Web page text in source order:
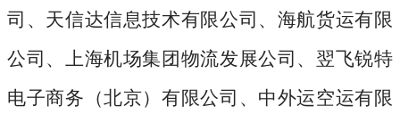
司、天信达信息技术有限公司、海航货运有限
公司、上海机场集团物流发展公司、翌飞锐特
电子商务（北京）有限公司、中外运空运有限